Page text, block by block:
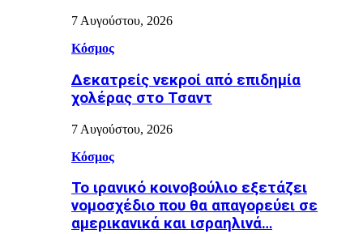
7 Αυγούστου, 2026
Κόσμος
Δεκατρείς νεκροί από επιδημία
χολέρας στο Τσαντ
7 Αυγούστου, 2026
Κόσμος
Το ιρανικό κοινοβούλιο εξετάζει
νομοσχέδιο που θα απαγορεύει σε
αμερικανικά και ισραηλινά…